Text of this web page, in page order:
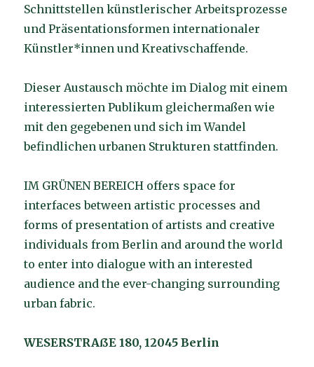
Schnittstellen künstlerischer Arbeitsprozesse
und Präsentationsformen internationaler
Künstler*innen und Kreativschaffende.
Dieser Austausch möchte im Dialog mit einem
interessierten Publikum gleichermaßen wie
mit den gegebenen und sich im Wandel
befindlichen urbanen Strukturen stattfinden.
IM GRÜNEN BEREICH offers space for
interfaces between artistic processes and
forms of presentation of artists and creative
individuals from Berlin and around the world
to enter into dialogue with an interested
audience and the ever-changing surrounding
urban fabric.
WESERSTRAßE 180, 12045 Berlin